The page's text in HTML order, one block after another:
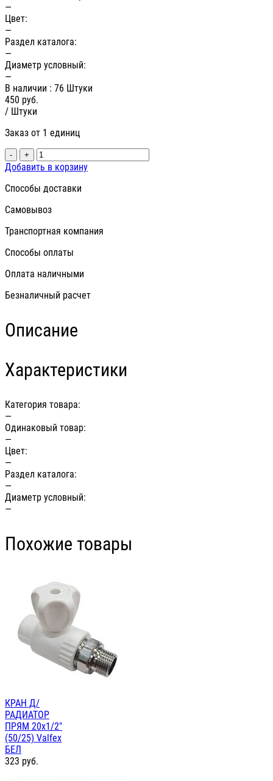
—
Цвет:
—
Раздел каталога:
—
Диаметр условный:
—
В наличии : 76 Штуки
450 руб.
/ Штуки
Заказ от 1 единиц
- +
Добавить в корзину
Способы доставки
Самовывоз
Транспортная компания
Способы оплаты
Оплата наличными
Безналичный расчет
Описание
Характеристики
Категория товара:
—
Одинаковый товар:
—
Цвет:
—
Раздел каталога:
—
Диаметр условный:
—
Похожие товары
КРАН Д/
РАДИАТОР
ПРЯМ 20х1/2"
(50/25) Valfex
БЕЛ
323 руб.